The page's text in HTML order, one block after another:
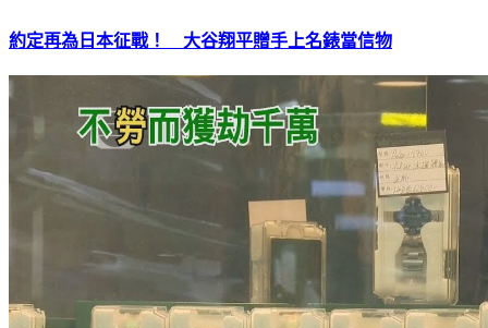
約定再為日本征戰！ 大谷翔平贈手上名錶當信物